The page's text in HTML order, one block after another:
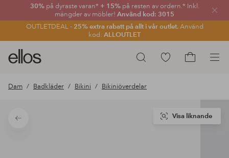
30% på dyraste varan* + 15% på resten av ordern.* Inkl.
mängder av möbler! Använd kod: 3015
OUTLETDEAL - 25% extra rabatt på allt i vår outlet.Använd
kod: ALLOUTLET
Sök
Ellos
logotyp
gå
förstasidan
Gå
Dam Badkläder Bikini Bikiniöverdelar
Tillbaka
Visa liknande